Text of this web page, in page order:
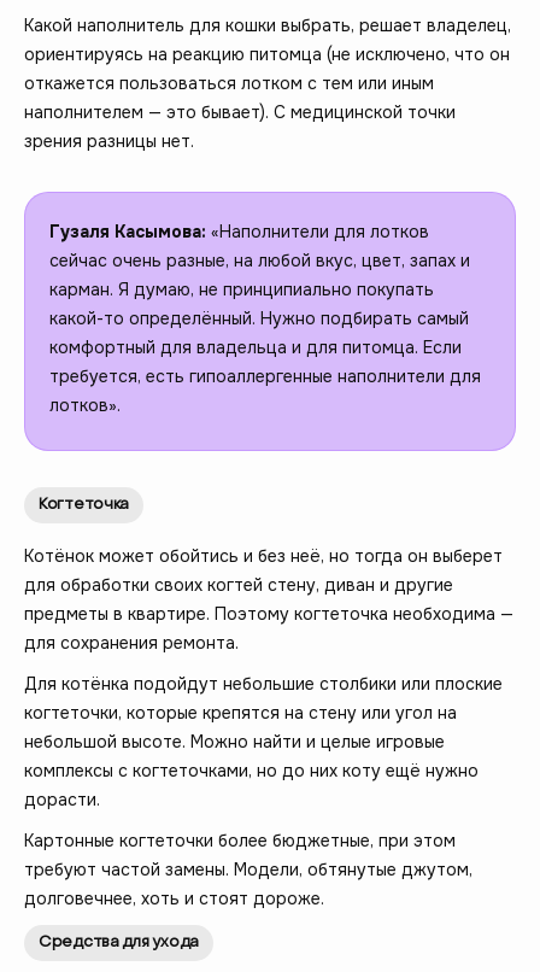
Какой наполнитель для кошки выбрать, решает владелец,
ориентируясь на реакцию питомца (не исключено, что он
откажется пользоваться лотком с тем или иным
наполнителем — это бывает). С медицинской точки
зрения разницы нет.
Гузаля Касымова: «Наполнители для лотков
сейчас очень разные, на любой вкус, цвет, запах и
карман. Я думаю, не принципиально покупать
какой-то определённый. Нужно подбирать самый
комфортный для владельца и для питомца. Если
требуется, есть гипоаллергенные наполнители для
лотков».
Когтеточка
Котёнок может обойтись и без неё, но тогда он выберет
для обработки своих когтей стену, диван и другие
предметы в квартире. Поэтому когтеточка необходима —
для сохранения ремонта.
Для котёнка подойдут небольшие столбики или плоские
когтеточки, которые крепятся на стену или угол на
небольшой высоте. Можно найти и целые игровые
комплексы с когтеточками, но до них коту ещё нужно
дорасти.
Картонные когтеточки более бюджетные, при этом
требуют частой замены. Модели, обтянутые джутом,
долговечнее, хоть и стоят дороже.
Средства для ухода